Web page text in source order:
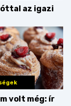
az igazi
volt még: ír